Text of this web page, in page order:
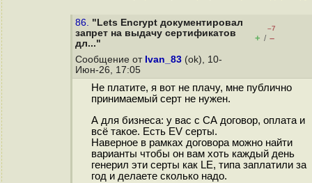
86. "Lets Encrypt документировал
запрет на выдачу сертификатов
дл..."
–7
+ / –
Сообщение от Ivan_83 (ok), 10-
Июн-26, 17:05
Не платите, я вот не плачу, мне публично
принимаемый серт не нужен.
А для бизнеса: у вас с СА договор, оплата и
всё такое. Есть EV серты.
Наверное в рамках договора можно найти
варианты чтобы он вам хоть каждый день
генерил эти серты как LE, типа заплатили за
год и делаете сколько надо.